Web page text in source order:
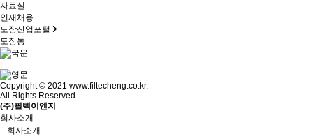
자료실
인재채용
도장산업포털
도장통
Copyright © 2021 www.filtecheng.co.kr.
All Rights Reserved.
(주)필텍이엔지
회사소개
회사소개